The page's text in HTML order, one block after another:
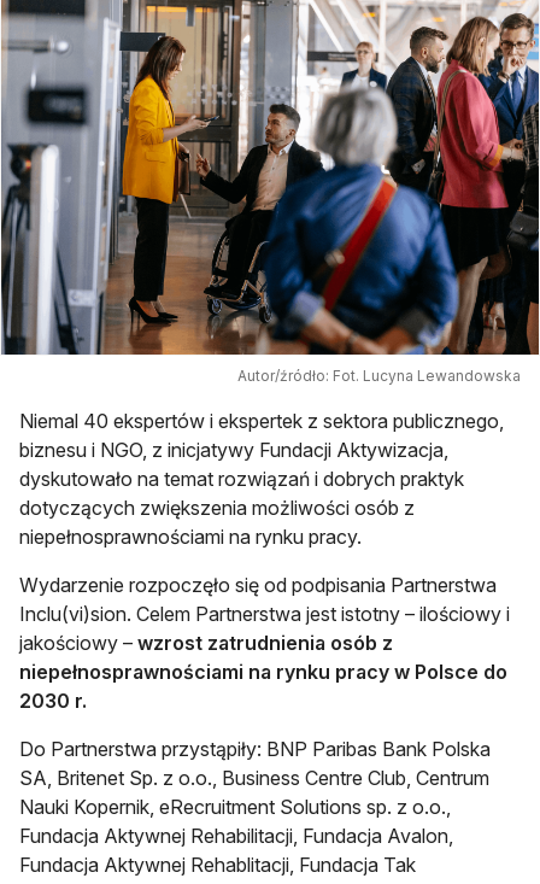
Autor/źródło: Fot. Lucyna Lewandowska
Niemal 40 ekspertów i ekspertek z sektora publicznego,
biznesu i NGO, z inicjatywy Fundacji Aktywizacja,
dyskutowało na temat rozwiązań i dobrych praktyk
dotyczących zwiększenia możliwości osób z
niepełnosprawnościami na rynku pracy.
Wydarzenie rozpoczęło się od podpisania Partnerstwa
Inclu(vi)sion. Celem Partnerstwa jest istotny – ilościowy i
jakościowy – wzrost zatrudnienia osób z
niepełnosprawnościami na rynku pracy w Polsce do
2030 r.
Do Partnerstwa przystąpiły: BNP Paribas Bank Polska
SA, Britenet Sp. z o.o., Business Centre Club, Centrum
Nauki Kopernik, eRecruitment Solutions sp. z o.o.,
Fundacja Aktywnej Rehabilitacji, Fundacja Avalon,
Fundacja Aktywnej Rehablitacji, Fundacja Tak